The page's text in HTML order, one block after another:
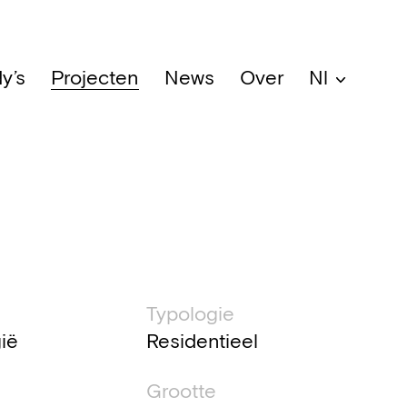
Projecten News Over Nl
informatie
Typologie
Residentieel
Grootte